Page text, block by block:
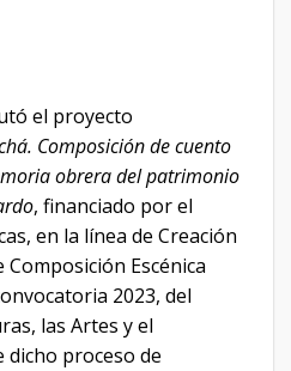
el proyecto
Composición de cuento
obrera del patrimonio
, financiado por el
en la línea de Creación
Composición Escénica
2023, del
las Artes y el
proceso de